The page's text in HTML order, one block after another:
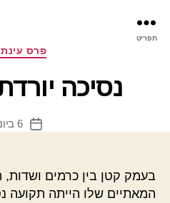
תפריט
פרס עינת 2010
נסיכה
תאריך
6 ביוני 2015
בעמק קטן בין כרמים ושדות,
המאתיים שלו הייתה תקועה